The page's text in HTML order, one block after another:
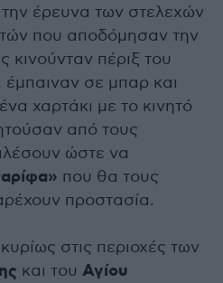
έρευνα των στελεχών
που αποδόμησαν την
πέριξ του
σε μπαρ και
χαρτάκι με το κινητό
από τους
ώστε να
που θα τους
προστασία.
στις περιοχές των
και του Αγίου